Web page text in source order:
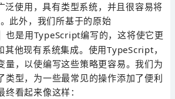
泛使用，具有类型系统，并且很容易将
此外，我们所基于的原始
也是用TypeScript编写的，这将使它更
他现有系统集成。使用TypeScript，
量，以使编写这些策略更容易。我们为
类型，为一些最常见的操作添加了便利
看起来像这样：